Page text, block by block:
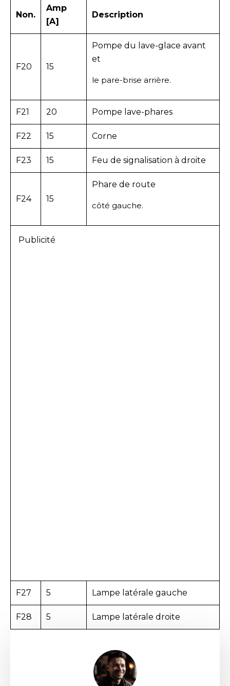
Non.
Amp
[A]
Description
F20 15
Pompe du lave-glace avant
et
le pare-brise arrière.
F21 20 Pompe lave-phares
F22 15 Corne
F23 15 Feu de signalisation à droite
F24 15
Phare de route
côté gauche.
Publicité
F27 5 Lampe latérale gauche
F28 5 Lampe latérale droite